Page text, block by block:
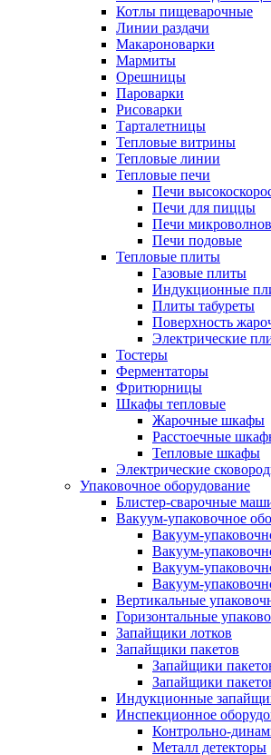
Котлы пищеварочные
Линии раздачи
Макароноварки
Мармиты
Орешницы
Пароварки
Рисоварки
Тарталетницы
Тепловые витрины
Тепловые линии
Тепловые печи
Печи
Печи для пиццы
Печи
Печи подовые
Тепловые плиты
Газовые плиты
Индукционные
Плиты табуреты
Поверхность
Электрические
Тостеры
Ферментаторы
Фритюрницы
Шкафы тепловые
Жарочные шкафы
Расстоечные
Тепловые шкафы
Электрические
Упаковочное оборудование
Блистер-сварочные
Вакуум-упаковочное
Вакуум-
Вакуум-
Вакуум-
Вакуум-
Вертикальные
Горизонтальные
Запайщики лотков
Запайщики пакетов
Запайщики
Запайщики
Индукционные
Инспекционное
Контрольно-
Металл детекторы